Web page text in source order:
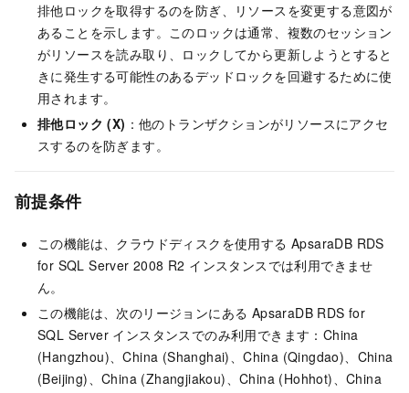
排他ロックを取得するのを防ぎ、リソースを変更する意図が
あることを示します。このロックは通常、複数のセッション
がリソースを読み取り、ロックしてから更新しようとすると
きに発生する可能性のあるデッドロックを回避するために使
用されます。
排他ロック (X) ：他のトランザクションがリソースにアクセ
スするのを防ぎます。
前提条件
この機能は、クラウドディスクを使用する ApsaraDB RDS
for SQL Server 2008 R2 インスタンスでは利用できませ
ん。
この機能は、次のリージョンにある ApsaraDB RDS for
SQL Server インスタンスでのみ利用できます： China
(Hangzhou)、China (Shanghai)、China (Qingdao)、China
(Beijing)、China (Zhangjiakou)、China (Hohhot)、China